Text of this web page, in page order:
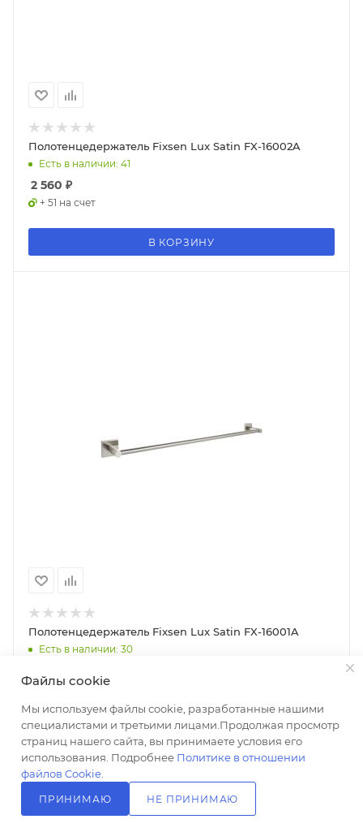
Полотенцедержатель Fixsen Lux Satin FX-16002A
Есть в наличии: 41
2 560 ₽
+ 51 на счет
В КОРЗИНУ
Полотенцедержатель Fixsen Lux Satin FX-16001A
Есть в наличии: 30
+ 65 на счет
В КОРЗИНУ
Файлы cookie
Мы используем файлы cookie, разработанные нашими
специалистами и третьими лицами.Продолжая просмотр
страниц нашего сайта, вы принимаете условия его
использования. Подробнее Политике в отношении
файлов Cookie
ПРИНИМАЮ НЕ ПРИНИМАЮ